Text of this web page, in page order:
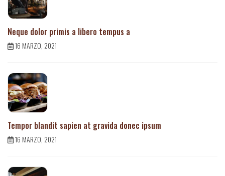
Neque dolor primis a libero tempus a
16 MARZO, 2021
Tempor blandit sapien at gravida donec ipsum
16 MARZO, 2021